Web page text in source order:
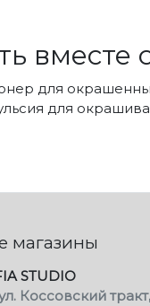
для
для
магазины
STUDIO
Коссовский